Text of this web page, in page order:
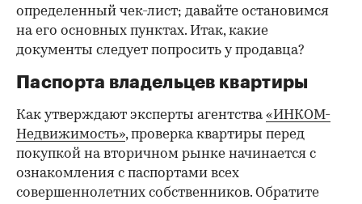
определенный чек-лист; давайте остановимся
на его основных пунктах. Итак, какие
документы следует попросить у продавца?
Паспорта владельцев квартиры
Как утверждают эксперты агентства«ИНКОМ-
Недвижимость», проверка квартиры перед
покупкой на вторичном рынке начинается с
ознакомления с паспортами всех
совершеннолетних собственников. Обратите